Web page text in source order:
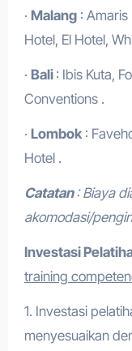
· Malang: Amaris
Hotel, El Hotel,
· Bali : Ibis Kuta,
Conventions .
· Lombok:
Hotel .
Catatan: Biaya
akomodasi/
Investasi
training
1. Investasi
menyesuaikan